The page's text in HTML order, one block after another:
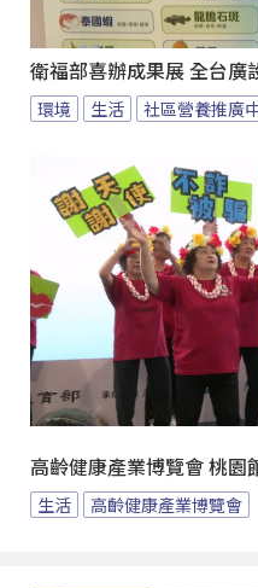
衛福部喜辦成果展 全台廣
環境 生活 社區營養推廣
高齡健康產業博覽會 桃園
生活 高齡健康產業博覽會